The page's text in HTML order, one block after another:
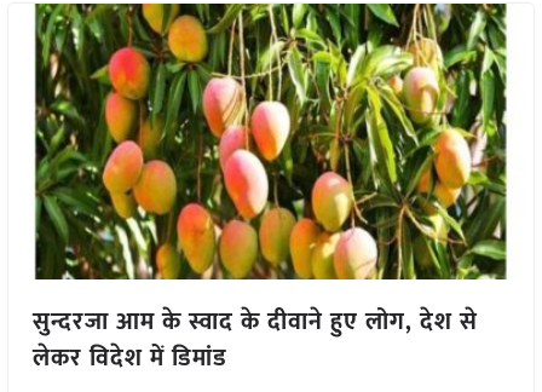
सुन्दरजा आम के स्वाद के दीवाने हुए लोग, देश से
लेकर विदेश में डिमांड